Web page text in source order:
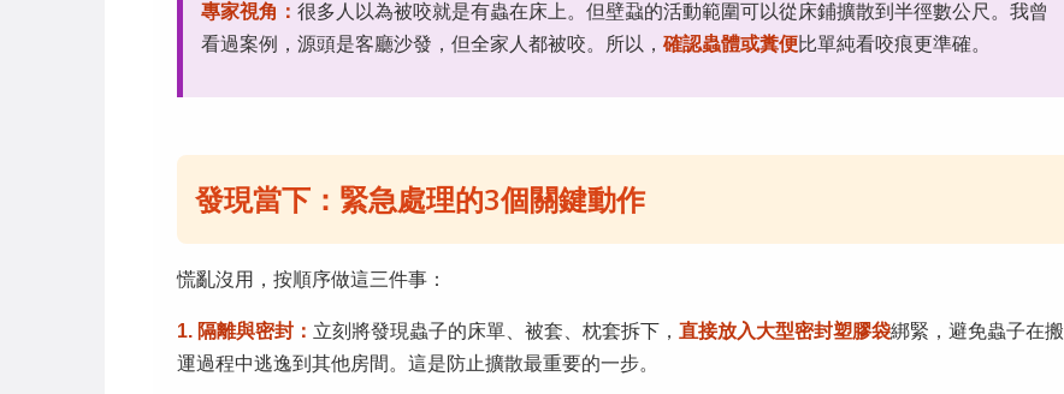
專家視角： 很多人以為被咬就是有蟲在床上。但壁蝨的活動範圍可以從床鋪擴散到半徑數公尺。我曾
看過案例，源頭是客廳沙發，但全家人都被咬。所以， 確認蟲體或糞便比單純看咬痕更準確。
發現當下：緊急處理的3個關鍵動作
慌亂沒用，按順序做這三件事：
1. 隔離與密封： 立刻將發現蟲子的床單、被套、枕套拆下， 直接放入大型密封塑膠袋綁緊，避免蟲子在搬
運過程中逃逸到其他房間。這是防止擴散最重要的一步。